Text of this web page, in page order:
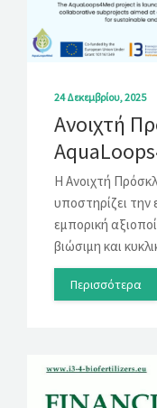
24 Δεκεμβρίου, 2025
Ανοιχτή
Η Ανοιχτή
υποστηρίζει την
εμπορική
βιώσιμη και
Περισσότερα